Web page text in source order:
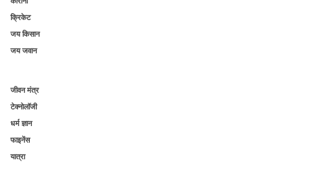
क्रिकेट
जय किसान
जय जवान
जीवन मंत्र
टेक्नोलॉजी
धर्म ज्ञान
फाइनेंस
यात्रा